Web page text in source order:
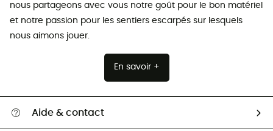
nous partageons avec vous notre goût pour le bon matériel
et notre passion pour les sentiers escarpés sur lesquels
nous aimons jouer.
En savoir +
Aide & contact